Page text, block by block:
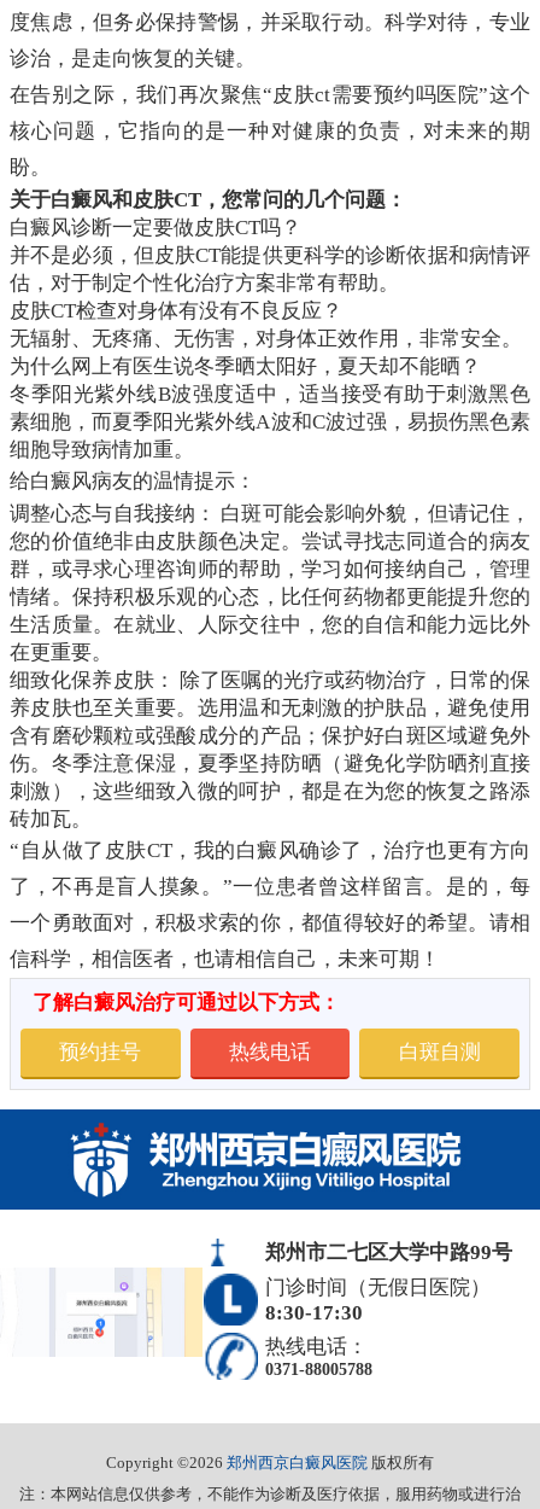
度焦虑，但务必保持警惕，并采取行动。科学对待，专业
诊治，是走向恢复的关键。
在告别之际，我们再次聚焦“皮肤ct需要预约吗医院”这个
核心问题，它指向的是一种对健康的负责，对未来的期
盼。
关于白癜风和皮肤CT，您常问的几个问题：
白癜风诊断一定要做皮肤CT吗？
并不是必须，但皮肤CT能提供更科学的诊断依据和病情评
估，对于制定个性化治疗方案非常有帮助。
皮肤CT检查对身体有没有不良反应？
无辐射、无疼痛、无伤害，对身体正效作用，非常安全。
为什么网上有医生说冬季晒太阳好，夏天却不能晒？
冬季阳光紫外线B波强度适中，适当接受有助于刺激黑色
素细胞，而夏季阳光紫外线A波和C波过强，易损伤黑色素
细胞导致病情加重。
给白癜风病友的温情提示：
调整心态与自我接纳： 白斑可能会影响外貌，但请记住，
您的价值绝非由皮肤颜色决定。尝试寻找志同道合的病友
群，或寻求心理咨询师的帮助，学习如何接纳自己，管理
情绪。保持积极乐观的心态，比任何药物都更能提升您的
生活质量。在就业、人际交往中，您的自信和能力远比外
在更重要。
细致化保养皮肤： 除了医嘱的光疗或药物治疗，日常的保
养皮肤也至关重要。选用温和无刺激的护肤品，避免使用
含有磨砂颗粒或强酸成分的产品；保护好白斑区域避免外
伤。冬季注意保湿，夏季坚持防晒（避免化学防晒剂直接
刺激），这些细致入微的呵护，都是在为您的恢复之路添
砖加瓦。
“自从做了皮肤CT，我的白癜风确诊了，治疗也更有方向
了，不再是盲人摸象。”一位患者曾这样留言。是的，每
一个勇敢面对，积极求索的你，都值得较好的希望。请相
信科学，相信医者，也请相信自己，未来可期！
了解白癜风治疗可通过以下方式：
预约挂号 热线电话 白斑自测
郑州市二七区大学中路99号
门诊时间（无假日医院）
8:30-17:30
热线电话：
0371-88005788
Copyright ©2026 郑州西京白癜风医院 版权所有
注：本网站信息仅供参考，不能作为诊断及医疗依据，服用药物或进行治